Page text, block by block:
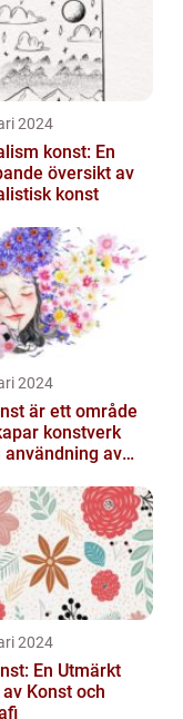
2024
konst: En
översikt av
konst
2024
är ett område
konstverk
användning av
2024
En Utmärkt
Konst och